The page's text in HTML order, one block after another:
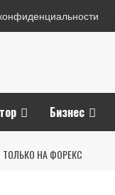
Бизнес
ТОЛЬКО НА ФОРЕКС